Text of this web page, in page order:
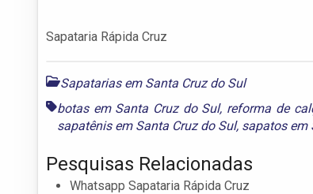
Sapataria Rápida Cruz
Sapatarias em Santa Cruz do Sul
botas em Santa Cruz do Sul, reforma de
sapatênis em Santa Cruz do Sul, sapatos em
Pesquisas Relacionadas
Whatsapp Sapataria Rápida Cruz